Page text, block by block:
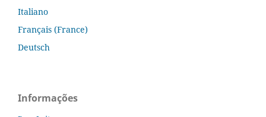
Italiano
Français (France)
Deutsch
Informações